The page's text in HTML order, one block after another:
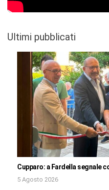
Ultimi pubblicati
Cupparo: a Fardella segnale
5 Agosto 2026